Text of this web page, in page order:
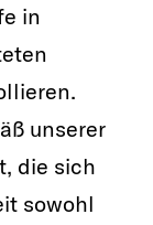
in
unserer
die sich
sowohl